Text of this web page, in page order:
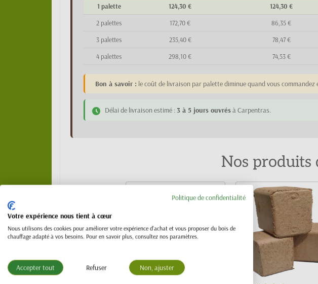
1 palette 124,30 € 124,30 €
2 palettes 172,70 € 86,35 €
3 palettes 235,40 € 78,47 €
4 palettes 298,10 € 74,53 €
Bon à savoir : le coût de livraison par palette diminue quand vous
Délai de livraison estimé : 3 à 5 jours ouvrésà Carpentras.
Nos produits
Politique de confidentialité
Votre expérience nous tient à cœur
Nous utilisons des cookies pour améliorer votre expérience d'achat et vous proposer du bois de
chauffage adapté à vos besoins. Pour en savoir plus, consultez nos paramètres.
Accepter tout Refuser Non, ajuster